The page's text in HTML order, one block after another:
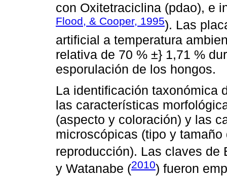
con Oxitetraciclina (pdao), e
Flood, & Cooper, 1995). Las
artificial a temperatura
relativa de 70 % ±} 1,71 %
esporulación de los hongos.
La identificación taxonómica
las características
(aspecto y coloración) y las
microscópicas (tipo y
reproducción). Las claves de
y Watanabe (2010) fueron